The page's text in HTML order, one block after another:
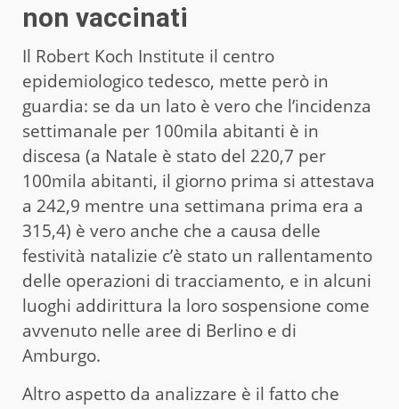
non vaccinati
Il Robert Koch Institute il centro
epidemiologico tedesco, mette però in
guardia: se da un lato è vero che l’incidenza
settimanale per 100mila abitanti è in
discesa (a Natale è stato del 220,7 per
100mila abitanti, il giorno prima si attestava
a 242,9 mentre una settimana prima era a
315,4) è vero anche che a causa delle
festività natalizie c’è stato un rallentamento
delle operazioni di tracciamento, e in alcuni
luoghi addirittura la loro sospensione come
avvenuto nelle aree di Berlino e di
Amburgo.
Altro aspetto da analizzare è il fatto che